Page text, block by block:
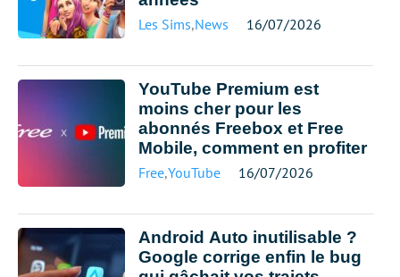
Les Sims,News 16/07/2026
YouTube Premium est
moins cher pour les
abonnés Freebox et Free
Mobile, comment en profiter
Free,YouTube 16/07/2026
Android Auto inutilisable ?
Google corrige enfin le bug